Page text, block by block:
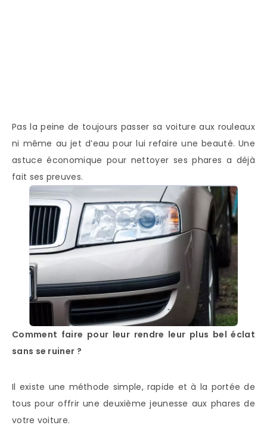
Pas la peine de toujours passer sa voiture aux rouleaux
ni même au jet d’eau pour lui refaire une beauté. Une
astuce économique pour nettoyer ses phares a déjà
fait ses preuves.
Comment faire pour leur rendre leur plus bel éclat
sans se ruiner ?
Il existe une méthode simple, rapide et à la portée de
tous pour offrir une deuxième jeunesse aux phares de
votre voiture.